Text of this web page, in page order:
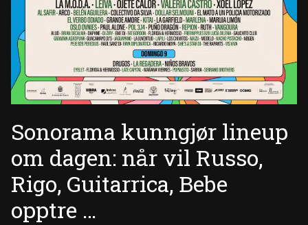
Sonorama kunngjør lineup
om dagen: når vil Russo,
Rigo, Guitarrica, Bebe
opptre …